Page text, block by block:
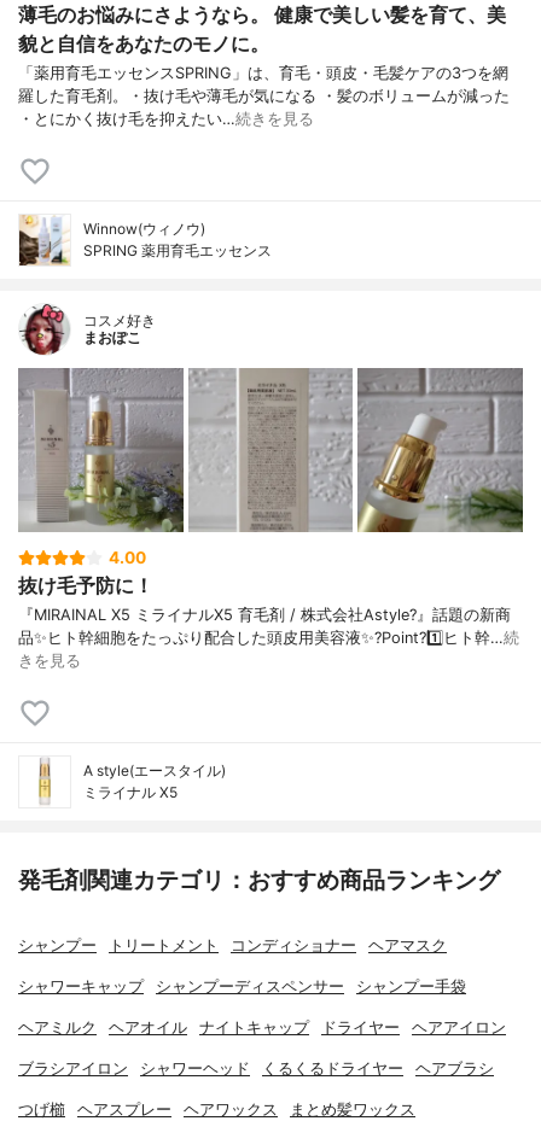
薄毛のお悩みにさようなら。 健康で美しい髪を育て、美
貌と自信をあなたのモノに。
「薬用育毛エッセンスSPRING」は、育毛・頭皮・毛髪ケアの3つを網
羅した育毛剤。・抜け毛や薄毛が気になる ・髪のボリュームが減った
・とにかく抜け毛を抑えたい…続きを見る
Winnow(ウィノウ)
SPRING 薬用育毛エッセンス
コスメ好き
まおぽこ
4.00
抜け毛予防に！
『MIRAINAL X5 ミライナルX5 育毛剤 / 株式会社Astyle?』話題の新商
品✨ヒト幹細胞をたっぷり配合した頭皮用美容液✨?Point?1️⃣ヒト幹…続
きを見る
A style(エースタイル)
ミライナル X5
発毛剤関連カテゴリ：おすすめ商品ランキング
シャンプー トリートメント コンディショナー ヘアマスク
シャワーキャップ シャンプーディスペンサー シャンプー手袋
ヘアミルク ヘアオイル ナイトキャップ ドライヤー ヘアアイロン
ブラシアイロン シャワーヘッド くるくるドライヤー ヘアブラシ
つげ櫛 ヘアスプレー ヘアワックス まとめ髪ワックス